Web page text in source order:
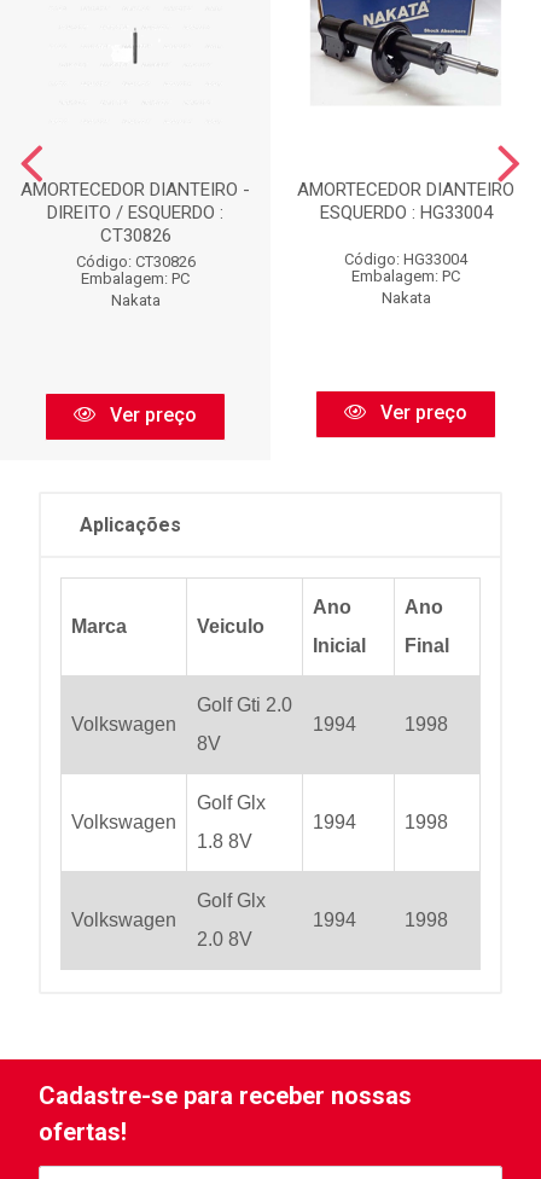
AMORTECEDOR DIANTEIRO -
DIREITO / ESQUERDO :
CT30826
Código: CT30826
Embalagem: PC
Nakata
Ver preço
AMORTECEDOR DIANTEIRO
ESQUERDO : HG33004
Código: HG33004
Embalagem: PC
Nakata
Ver preço
Aplicações
Marca Veiculo
Ano
Inicial
Ano
Final
Volkswagen
Golf Gti 2.0
8V
1994 1998
Volkswagen
Golf Glx
1.8 8V
1994 1998
Volkswagen
Golf Glx
2.0 8V
1994 1998
Cadastre-se para receber nossas
ofertas!